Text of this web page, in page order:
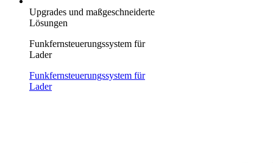
Upgrades und maßgeschneiderte
Lösungen
Funkfernsteuerungssystem für
Lader
Funkfernsteuerungssystem für
Lader